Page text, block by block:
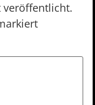
veröffentlicht.